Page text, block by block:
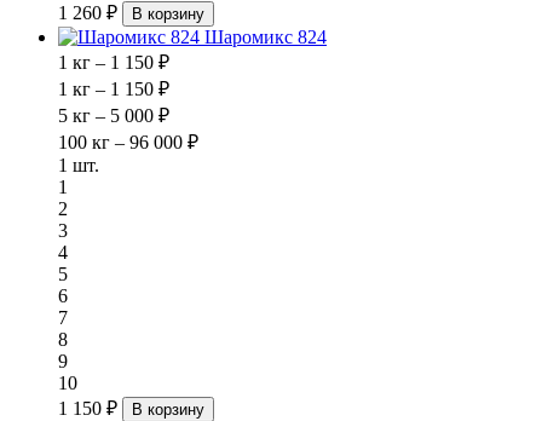
1 260 ₽
В корзину
Шаромикс 824
1 кг – 1 150 ₽
1 кг – 1 150 ₽
5 кг – 5 000 ₽
100 кг – 96 000 ₽
1 шт.
1
2
3
4
5
6
7
8
9
10
1 150 ₽
В корзину